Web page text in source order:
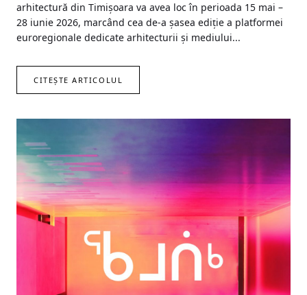
arhitectură din Timișoara va avea loc în perioada 15 mai –
28 iunie 2026, marcând cea de-a șasea ediție a platformei
euroregionale dedicate arhitecturii și mediului...
CITEȘTE ARTICOLUL